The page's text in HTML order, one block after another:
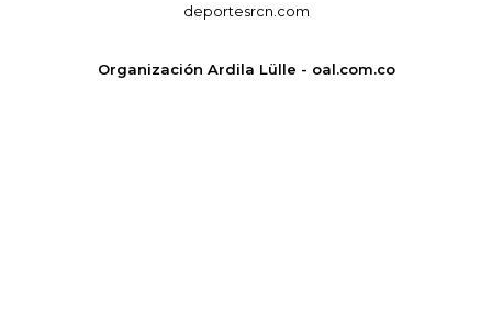
deportesrcn.com
Organización Ardila Lülle - oal.com.co